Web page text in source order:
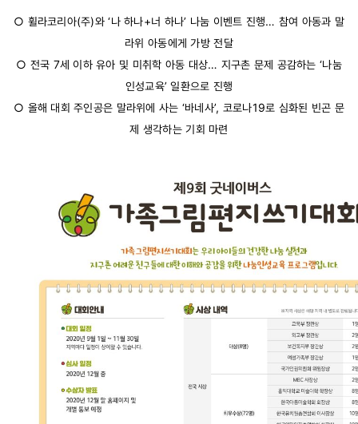
○ 휠라코리아(주)와 ‘나 하나+너 하나’ 나눔 이벤트 진행… 참여 아동과 말
라위 아동에게 가방 전달
○ 전국 7세 이하 유아 및 미취학 아동 대상… 지구촌 문제 공감하는 ‘나눔
인성교육’ 일환으로 진행
○ 올해 대회 주인공은 말라위에 사는 ‘바네사’, 코로나19로 심화된 빈곤 문
제 생각하는 기회 마련